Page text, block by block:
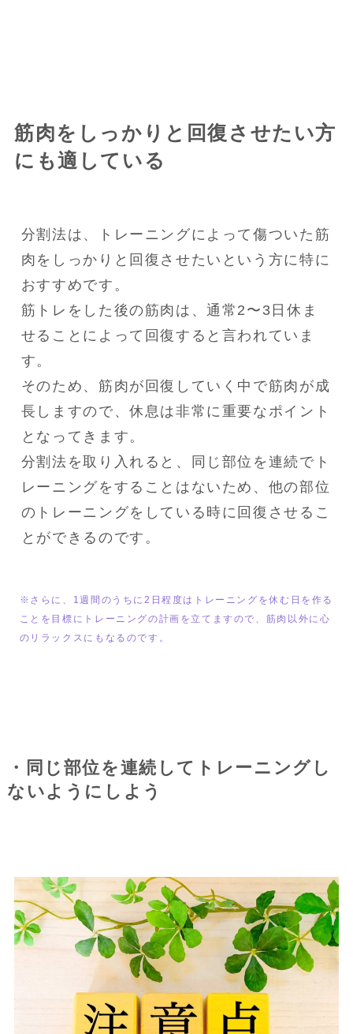
筋肉をしっかりと回復させたい方
にも適している
分割法は、トレーニングによって傷ついた筋
肉をしっかりと回復させたいという方に特に
おすすめです。
筋トレをした後の筋肉は、通常2〜3日休ま
せることによって回復すると言われていま
す。
そのため、筋肉が回復していく中で筋肉が成
長しますので、休息は非常に重要なポイント
となってきます。
分割法を取り入れると、同じ部位を連続でト
レーニングをすることはないため、他の部位
のトレーニングをしている時に回復させるこ
とができるのです。
※さらに、1週間のうちに2日程度はトレーニングを休む日を作る
ことを目標にトレーニングの計画を立てますので、筋肉以外に心
のリラックスにもなるのです。
・同じ部位を連続してトレーニングし
ないようにしよう